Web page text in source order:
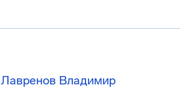
Лавренов Владимир